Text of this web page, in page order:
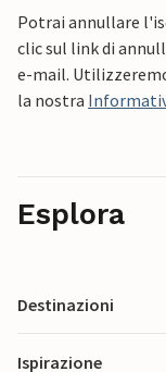
Potrai annullare
clic sul link di
e-mail.
la nostra
Esplora
Destinazioni
Ispirazione